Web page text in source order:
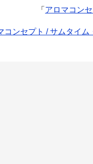
「 アロマコン
コンセプト / サムタイム